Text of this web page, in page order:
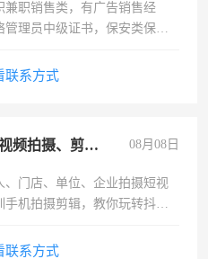
兼职销售类，有广告销售经
管理员中级证书，保安类保安
电工证和十几年工作经验
联系方式
手机短视频拍摄、剪辑、抖音快手 08月08日
、门店、单位、企业拍摄短视
手机拍摄剪辑，教你玩转抖音
手机拍摄剪辑，教你玩转抖
联系方式